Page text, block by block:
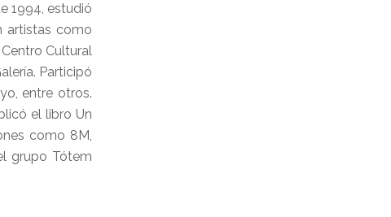
1994, estudió
artistas como
Cultural
Participó
entre otros.
el libro Un
como 8M,
grupo Tótem